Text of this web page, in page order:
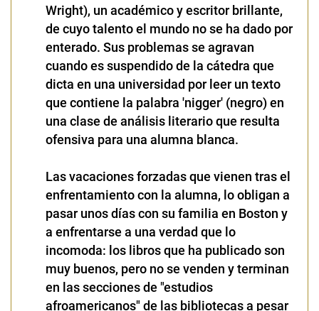
Wright), un académico y escritor brillante,
de cuyo talento el mundo no se ha dado por
enterado. Sus problemas se agravan
cuando es suspendido de la cátedra que
dicta en una universidad por leer un texto
que contiene la palabra 'nigger' (negro) en
una clase de análisis literario que resulta
ofensiva para una alumna blanca.
Las vacaciones forzadas que vienen tras el
enfrentamiento con la alumna, lo obligan a
pasar unos días con su familia en Boston y
a enfrentarse a una verdad que lo
incomoda: los libros que ha publicado son
muy buenos, pero no se venden y terminan
en las secciones de "estudios
afroamericanos" de las bibliotecas a pesar